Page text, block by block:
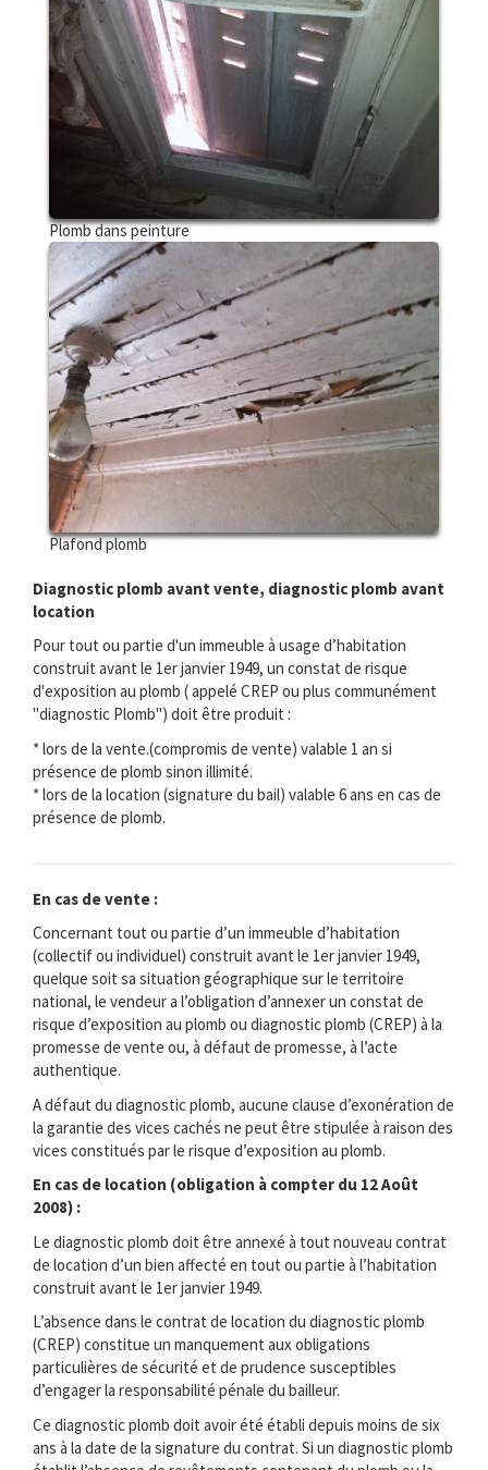
Plomb dans peinture
Plafond plomb
Diagnostic plomb avant vente, diagnostic plomb avant
location
Pour tout ou partie d'un immeuble à usage d’habitation
construit avant le 1er janvier 1949, un constat de risque
d'exposition au plomb ( appelé CREP ou plus communément
"diagnostic Plomb") doit être produit :
* lors de la vente.(compromis de vente) valable 1 an si
présence de plomb sinon illimité.
* lors de la location (signature du bail) valable 6 ans en cas de
présence de plomb.
En cas de vente :
Concernant tout ou partie d’un immeuble d’habitation
(collectif ou individuel) construit avant le 1er janvier 1949,
quelque soit sa situation géographique sur le territoire
national, le vendeur a l’obligation d’annexer un constat de
risque d’exposition au plomb ou diagnostic plomb (CREP) à la
promesse de vente ou, à défaut de promesse, à l’acte
authentique.
A défaut du diagnostic plomb, aucune clause d’exonération de
la garantie des vices cachés ne peut être stipulée à raison des
vices constitués par le risque d’exposition au plomb.
En cas de location (obligation à compter du 12 Août
2008) :
Le diagnostic plomb doit être annexé à tout nouveau contrat
de location d’un bien affecté en tout ou partie à l’habitation
construit avant le 1er janvier 1949.
L’absence dans le contrat de location du diagnostic plomb
(CREP) constitue un manquement aux obligations
particulières de sécurité et de prudence susceptibles
d’engager la responsabilité pénale du bailleur.
Ce diagnostic plomb doit avoir été établi depuis moins de six
ans à la date de la signature du contrat. Si un diagnostic plomb